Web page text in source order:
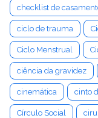
checklist de
ciclo de trauma
Ciclo Menstrual
ciência da gravidez
cinemática cinto
Círculo Social